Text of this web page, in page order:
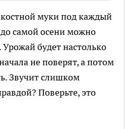
муки под каждый
самой осени можно
будет настолько
не поверят, а потом
Звучит слишком
Поверьте, это